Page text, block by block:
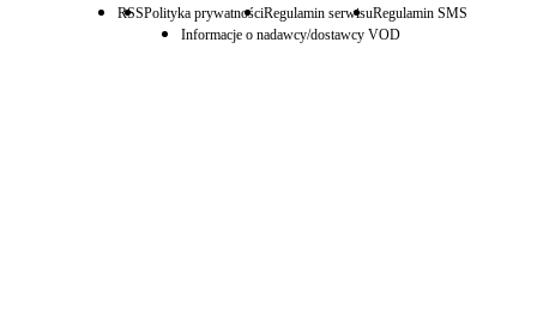
RSSPolityka prywatnościRegulamin serwisuRegulamin SMS
Informacje o nadawcy/dostawcy VOD